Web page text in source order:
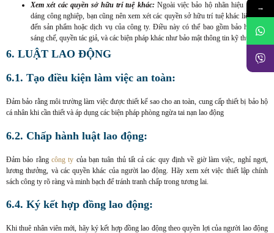
Xem xét các quyền sở hữu trí tuệ khác: Ngoài việc bảo hộ nhãn hiệu và kiểu
dáng công nghiệp, bạn cũng nên xem xét các quyền sở hữu trí tuệ khác liên quan
đến sản phẩm hoặc dịch vụ của công ty. Điều này có thể bao gồm bảo hộ bằng
sáng chế, quyền tác giả, và các biện pháp khác như bảo mật thông tin kỹ thuật.
6. LUẬT LAO ĐỘNG
6.1. Tạo điều kiện làm việc an toàn:
Đảm bảo rằng môi trường làm việc được thiết kế sao cho an toàn, cung cấp thiết bị bảo hộ
cá nhân khi cần thiết và áp dụng các biện pháp phòng ngừa tai nạn lao động
6.2. Chấp hành luật lao động:
Đảm bảo rằng công ty của bạn tuân thủ tất cả các quy định về giờ làm việc, nghỉ ngơi,
lương thưởng, và các quyền khác của người lao động. Hãy xem xét việc thiết lập chính
sách công ty rõ ràng và minh bạch để tránh tranh chấp trong tương lai.
6.4. Ký kết hợp đồng lao động:
Khi thuê nhân viên mới, hãy ký kết hợp đồng lao động theo quyền lợi của người lao động
→